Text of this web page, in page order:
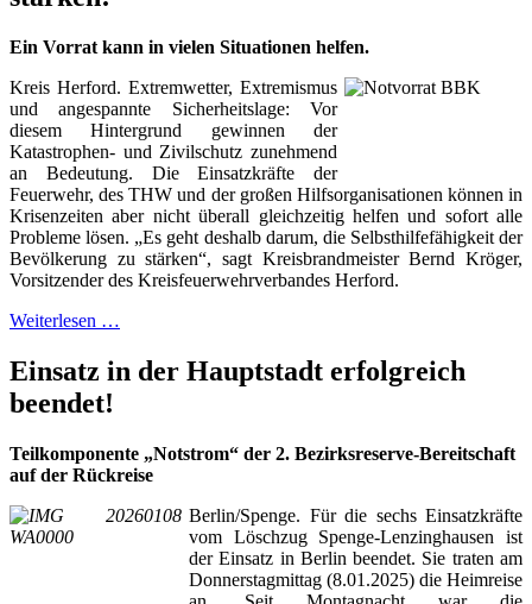
Ein Vorrat kann in vielen Situationen helfen.
Kreis Herford. Extremwetter, Extremismus
und angespannte Sicherheitslage: Vor
diesem Hintergrund gewinnen der
Katastrophen- und Zivilschutz zunehmend
an Bedeutung. Die Einsatzkräfte der
Feuerwehr, des THW und der großen Hilfsorganisationen können in
Krisenzeiten aber nicht überall gleichzeitig helfen und sofort alle
Probleme lösen. „Es geht deshalb darum, die Selbsthilfefähigkeit der
Bevölkerung zu stärken“, sagt Kreisbrandmeister Bernd Kröger,
Vorsitzender des Kreisfeuerwehrverbandes Herford.
Weiterlesen …
Einsatz in der Hauptstadt erfolgreich
beendet!
Teilkomponente „Notstrom“ der 2. Bezirksreserve-Bereitschaft
auf der Rückreise
Berlin/Spenge. Für die sechs Einsatzkräfte
vom Löschzug Spenge-Lenzinghausen ist
der Einsatz in Berlin beendet. Sie traten am
Donnerstagmittag (8.01.2025) die Heimreise